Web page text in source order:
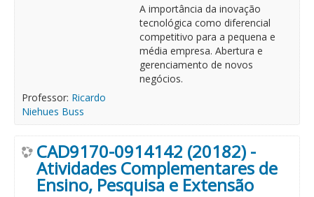
A importância da inovação
tecnológica como diferencial
competitivo para a pequena e
média empresa. Abertura e
gerenciamento de novos
negócios.
Professor: Ricardo
Niehues Buss
CAD9170-0914142 (20182) -
Atividades Complementares de
Ensino, Pesquisa e Extensão